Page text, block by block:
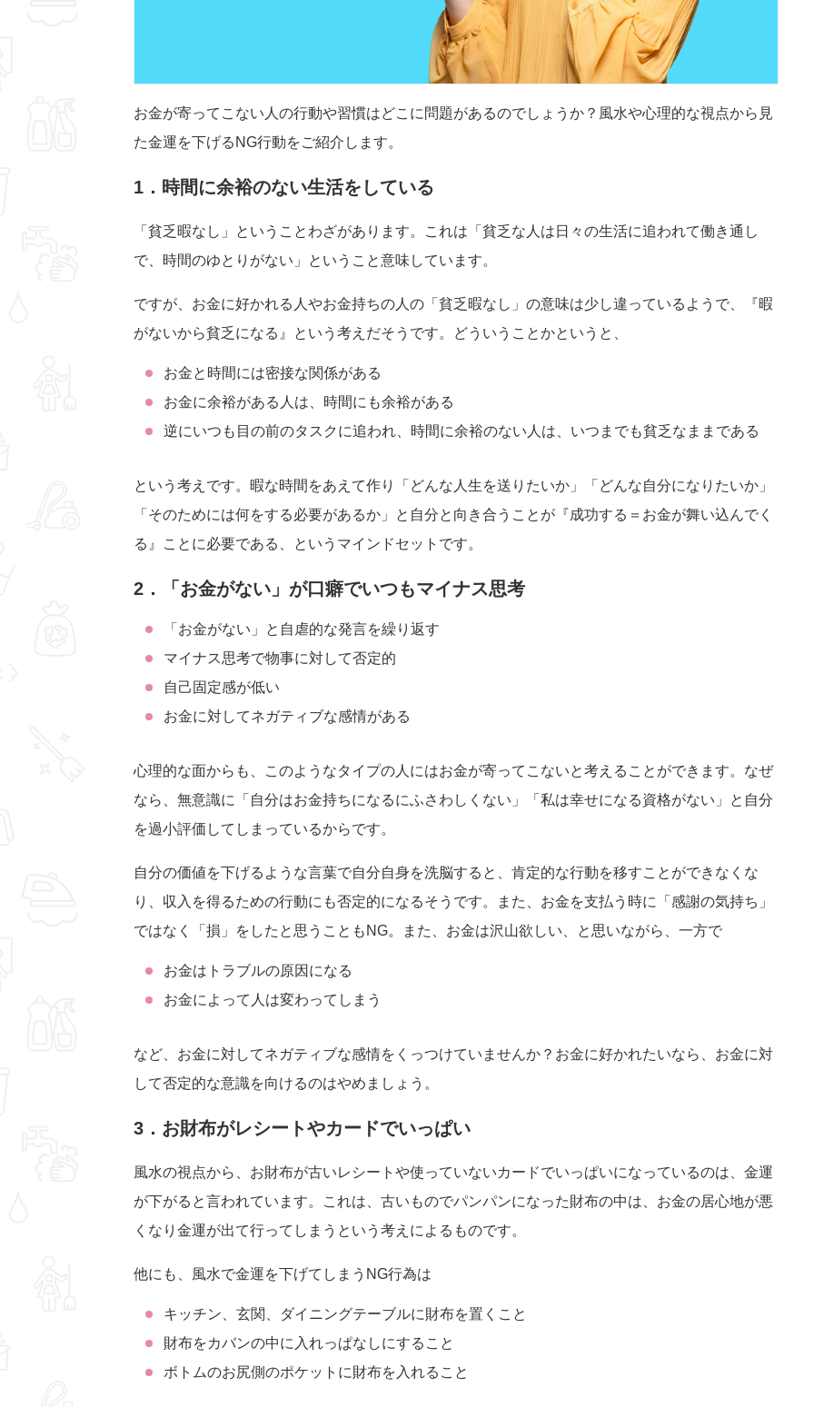
お金が寄ってこない人の行動や習慣はどこに問題があるのでしょうか？風水や心理的な視点から見
た金運を下げるNG行動をご紹介します。
1．時間に余裕のない生活をしている
「貧乏暇なし」ということわざがあります。これは「貧乏な人は日々の生活に追われて働き通し
で、時間のゆとりがない」ということ意味しています。
ですが、お金に好かれる人やお金持ちの人の「貧乏暇なし」の意味は少し違っているようで、『暇
がないから貧乏になる』という考えだそうです。どういうことかというと、
お金と時間には密接な関係がある
お金に余裕がある人は、時間にも余裕がある
逆にいつも目の前のタスクに追われ、時間に余裕のない人は、いつまでも貧乏なままである
という考えです。暇な時間をあえて作り「どんな人生を送りたいか」「どんな自分になりたいか」
「そのためには何をする必要があるか」と自分と向き合うことが『成功する＝お金が舞い込んでく
る』ことに必要である、というマインドセットです。
2．「お金がない」が口癖でいつもマイナス思考
「お金がない」と自虐的な発言を繰り返す
マイナス思考で物事に対して否定的
自己固定感が低い
お金に対してネガティブな感情がある
心理的な面からも、このようなタイプの人にはお金が寄ってこないと考えることができます。なぜ
なら、無意識に「自分はお金持ちになるにふさわしくない」「私は幸せになる資格がない」と自分
を過小評価してしまっているからです。
自分の価値を下げるような言葉で自分自身を洗脳すると、肯定的な行動を移すことができなくな
り、収入を得るための行動にも否定的になるそうです。また、お金を支払う時に「感謝の気持ち」
ではなく「損」をしたと思うこともNG。また、お金は沢山欲しい、と思いながら、一方で
お金はトラブルの原因になる
お金によって人は変わってしまう
など、お金に対してネガティブな感情をくっつけていませんか？お金に好かれたいなら、お金に対
して否定的な意識を向けるのはやめましょう。
3．お財布がレシートやカードでいっぱい
風水の視点から、お財布が古いレシートや使っていないカードでいっぱいになっているのは、金運
が下がると言われています。これは、古いものでパンパンになった財布の中は、お金の居心地が悪
くなり金運が出て行ってしまうという考えによるものです。
他にも、風水で金運を下げてしまうNG行為は
キッチン、玄関、ダイニングテーブルに財布を置くこと
財布をカバンの中に入れっぱなしにすること
ボトムのお尻側のポケットに財布を入れること